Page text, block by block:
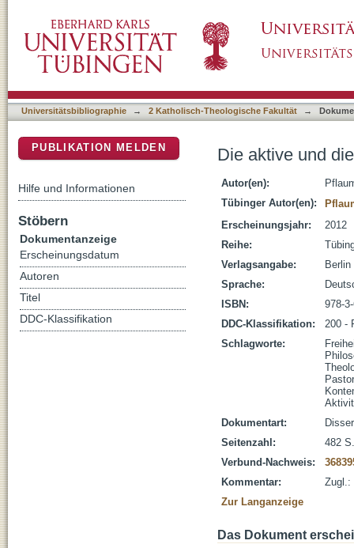
Universitätsbibliographie → 2 Katholisch-Theologische Fakultät →
Die aktive und
Autor(en):
Tübinger Autor(en):
Erscheinungsjahr:
2012
Reihe:
Verlagsangabe:
Sprache:
ISBN:
978-
DDC-Klassifikation:
200 -
Schlagworte:
Dokumentart:
Seitenzahl:
482
Verbund-Nachweis:
Kommentar:
Zugl.:
Zur Langanzeige
Das Dokument
PUBLIKATION MELDEN
Hilfe und Informationen
Stöbern
Dokumentanzeige
Erscheinungsdatum
Autoren
Titel
DDC-Klassifikation